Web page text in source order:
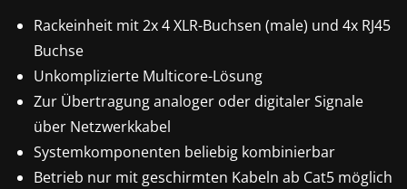
Rackeinheit mit 2x 4 XLR-Buchsen (male) und 4x RJ45
Buchse
Unkomplizierte Multicore-Lösung
Zur Übertragung analoger oder digitaler Signale
über Netzwerkkabel
Systemkomponenten beliebig kombinierbar
Betrieb nur mit geschirmten Kabeln ab Cat5 möglich